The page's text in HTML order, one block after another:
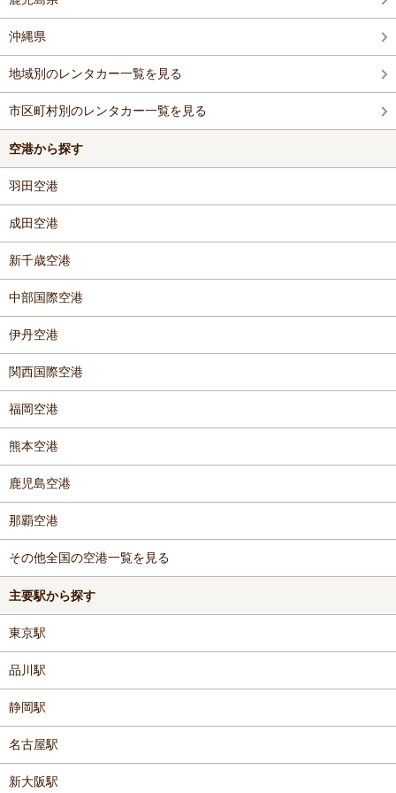
沖縄県
地域別のレンタカー一覧を見る
市区町村別のレンタカー一覧を見る
空港から探す
羽田空港
成田空港
新千歳空港
中部国際空港
伊丹空港
関西国際空港
福岡空港
熊本空港
鹿児島空港
那覇空港
その他全国の空港一覧を見る
主要駅から探す
東京駅
品川駅
静岡駅
名古屋駅
新大阪駅